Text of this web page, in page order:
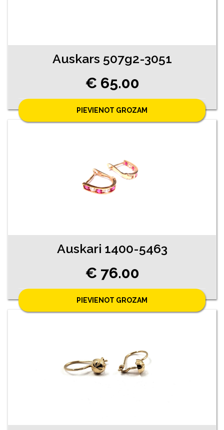
Auskars 507g2-3051
€ 65.00
PIEVIENOT GROZAM
Auskari 1400-5463
€ 76.00
PIEVIENOT GROZAM